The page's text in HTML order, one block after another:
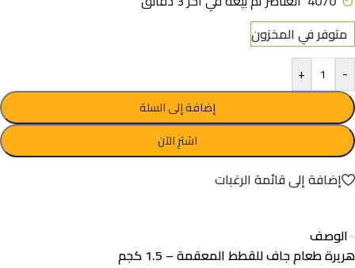
متوفر في المخزون
-
+
إضافة إلى السلة
اشترِ الآن
إضافة إلى قائمة الرغبات
الوصف
هريرة طعام جاف للقطط المعقمة – 1.5 كجم